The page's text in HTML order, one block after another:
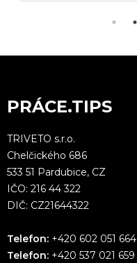
PRÁCE.TIPS
TRIVETO s.r.o.
Chelčického 686
533 51 Pardubice, CZ
IČO: 216 44 322
DIČ: CZ21644322
Telefon: +420 602 051 664
Telefon: +420 537 021 659